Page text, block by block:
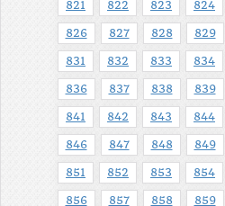
821 822 823 824
826 827 828 829
831 832 833 834
836 837 838 839
841 842 843 844
846 847 848 849
851 852 853 854
856 857 858 859